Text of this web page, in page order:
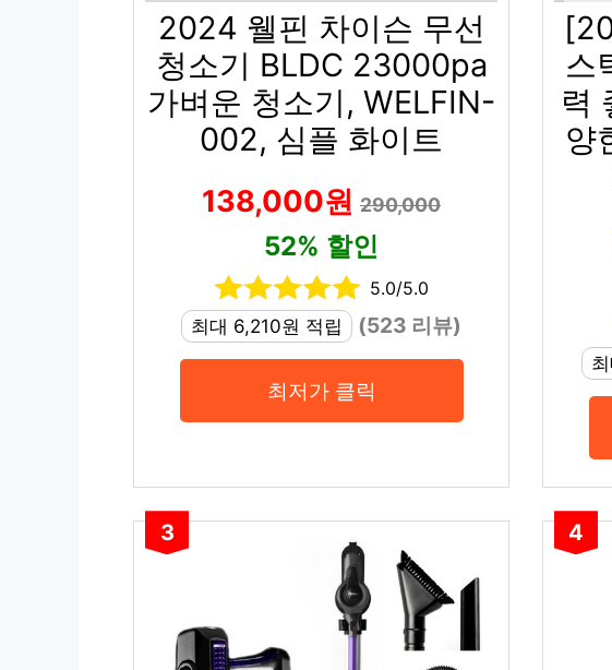
2024 웰핀 차이슨 무선
청소기 BLDC 23000pa
가벼운 청소기, WELFIN-
002, 심플 화이트
138,000원 290,000
52% 할인
5.0/5.0
최대 6,210원 적립
(523 리뷰)
최저가 클릭
스
력
양
3 4